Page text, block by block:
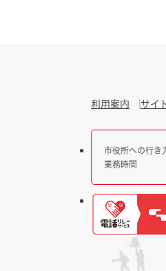
利用案内 サイ
市役所への行き
業務時間